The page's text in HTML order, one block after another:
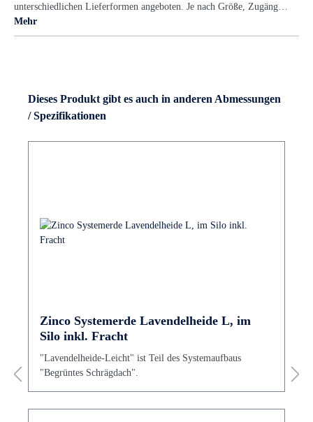
unterschiedlichen Lieferformen angeboten. Je nach Größe, Zugäng…
Mehr
Dieses Produkt gibt es auch in anderen Abmessungen
/ Spezifikationen
Zinco Systemerde Lavendelheide L, im
Silo inkl. Fracht
"Lavendelheide-Leicht" ist Teil des Systemaufbaus
"Begrüntes Schrägdach".